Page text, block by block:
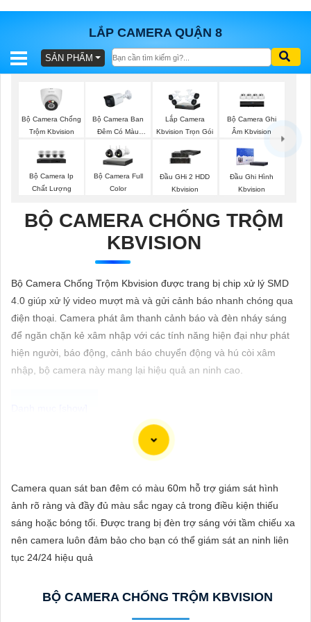
LẮP CAMERA QUẬN 8
BÁO
TRỌN
GÓI
SẢN
LẮP
ĐẶT
PHỤ
VẤN
DỊCH
VỤ
SẢN PHẨM
Bộ Camera Chống
Trộm Kbvision
Bộ Camera Ban
Đêm Có Màu
Lắp Camera
Kbvision Trọn Gói
Bộ Camera Ghi
Âm Kbvision
Bộ Camera Ip
Chất Lượng
Bộ Camera Full
Color
Đầu GHi 2 HDD
Kbvision
Đầu Ghi Hình
Kbvision
BỘ CAMERA CHỐNG TRỘM
KBVISION
Bộ Camera Chống Trộm Kbvision được trang bị chip xử lý SMD
4.0 giúp xử lý video mượt mà và gửi cảnh báo nhanh chóng qua
điện thoại. Camera phát âm thanh cảnh báo và đèn nháy sáng
để ngăn chặn kẻ xâm nhập với các tính năng hiện đại như phát
hiện người, báo động, cảnh báo chuyển động và hú còi xâm
nhập, bộ camera này mang lại hiệu quả an ninh cao.
Để giúp bạn viết tư giới thiệu cho việc mua Camera Kbvision với
chiết khấu cao và hình ảnh chất lượng sắc nét, bạn có thể sử
"Tìm kiếm sự an toàn và chất lượng hình ảnh sắc nét cho hệ
yên tâm bảo vệ gia đình và tài sản của bạn ngay hôm nay!"
Bạn có thể điều chỉnh và thêm vào nội dung trên để phù hợp với
Camera quan sát ban đêm có màu 60m hỗ trợ giám sát hình
ảnh rõ ràng và đầy đủ màu sắc ngay cả trong điều kiện thiếu
sáng hoặc bóng tối. Được trang bị đèn trợ sáng với tầm chiếu xa
nên camera luôn đảm bảo cho bạn có thể giám sát an ninh liên
tục 24/24 hiệu quả
BỘ CAMERA CHỐNG TRỘM KBVISION